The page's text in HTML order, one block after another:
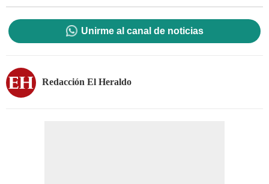
Unirme al canal de noticias
Redacción El Heraldo